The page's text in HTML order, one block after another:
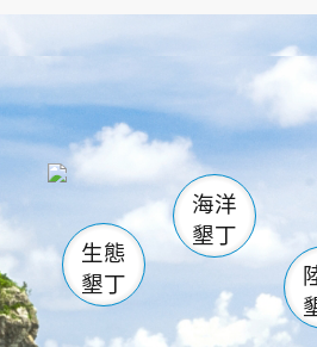
龜山 海生館
恆春
龍鑾潭自
瓊麻館
關山
白砂
生態
墾丁
海洋
墾丁